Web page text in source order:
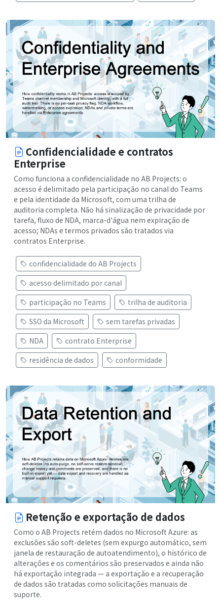
Confidencialidade e contratos
Enterprise
Como funciona a confidencialidade no AB Projects: o
acesso é delimitado pela participação no canal do Teams
e pela identidade da Microsoft, com uma trilha de
auditoria completa. Não há sinalização de privacidade por
tarefa, fluxo de NDA, marca-d'água nem expiração de
acesso; NDAs e termos privados são tratados via
contratos Enterprise.
confidencialidade do AB Projects
acesso delimitado por canal
participação no Teams
trilha de auditoria
SSO da Microsoft
sem tarefas privadas
NDA
contrato Enterprise
residência de dados
conformidade
Retenção e exportação de dados
Como o AB Projects retém dados no Microsoft Azure: as
exclusões são soft-deletes (sem expurgo automático, sem
janela de restauração de autoatendimento), o histórico de
alterações e os comentários são preservados e ainda não
há exportação integrada — a exportação e a recuperação
de dados são tratadas como solicitações manuais de
suporte.